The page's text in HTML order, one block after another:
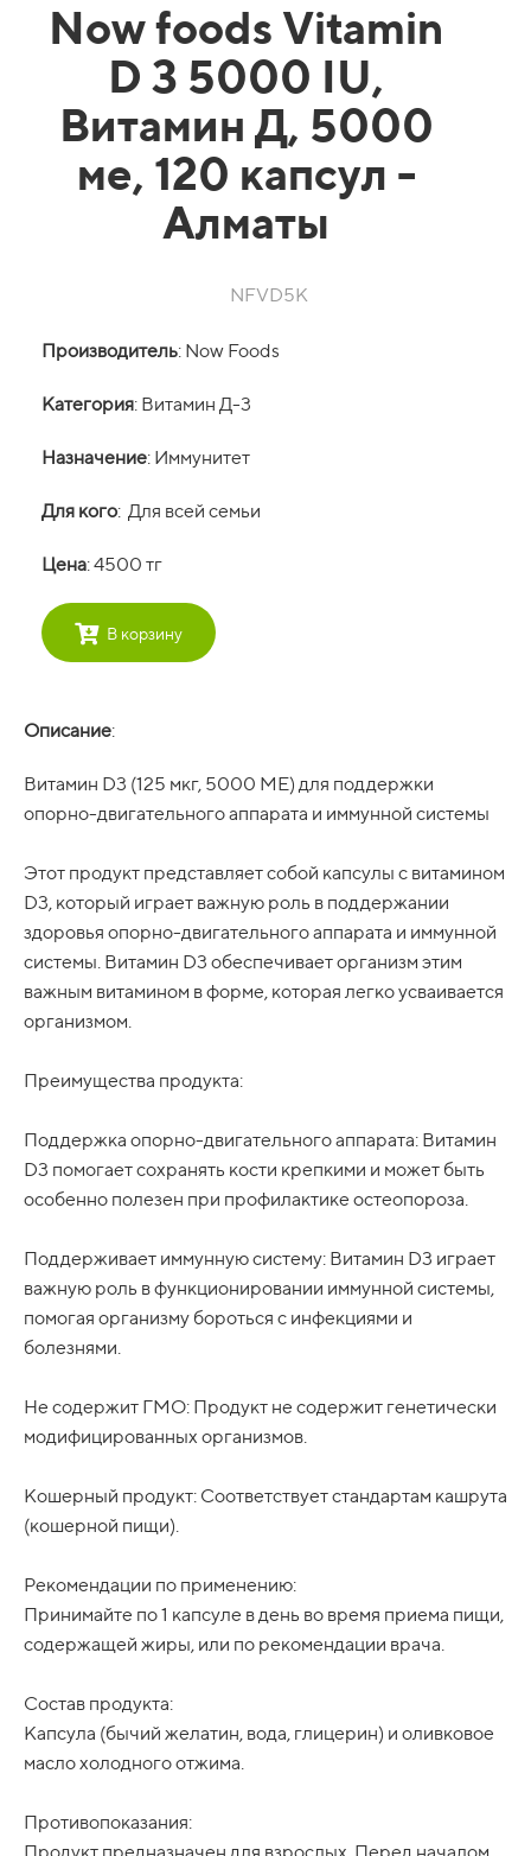
Now foods Vitamin
D 3 5000 IU,
Витамин Д, 5000
ме, 120 капсул -
Алматы
NFVD5K
Производитель: Now Foods
Категория: Витамин Д-3
Назначение: Иммунитет
Для кого: Для всей семьи
Цена: 4500 тг
В корзину
Описание:
Витамин D3 (125 мкг, 5000 МЕ) для поддержки
опорно-двигательного аппарата и иммунной системы
Этот продукт представляет собой капсулы с витамином
D3, который играет важную роль в поддержании
здоровья опорно-двигательного аппарата и иммунной
системы. Витамин D3 обеспечивает организм этим
важным витамином в форме, которая легко усваивается
организмом.
Преимущества продукта:
Поддержка опорно-двигательного аппарата: Витамин
D3 помогает сохранять кости крепкими и может быть
особенно полезен при профилактике остеопороза.
Поддерживает иммунную систему: Витамин D3 играет
важную роль в функционировании иммунной системы,
помогая организму бороться с инфекциями и
болезнями.
Не содержит ГМО: Продукт не содержит генетически
модифицированных организмов.
Кошерный продукт: Соответствует стандартам кашрута
(кошерной пищи).
Рекомендации по применению:
Принимайте по 1 капсуле в день во время приема пищи,
содержащей жиры, или по рекомендации врача.
Состав продукта:
Капсула (бычий желатин, вода, глицерин) и оливковое
масло холодного отжима.
Противопоказания:
Продукт предназначен для взрослых. Перед началом